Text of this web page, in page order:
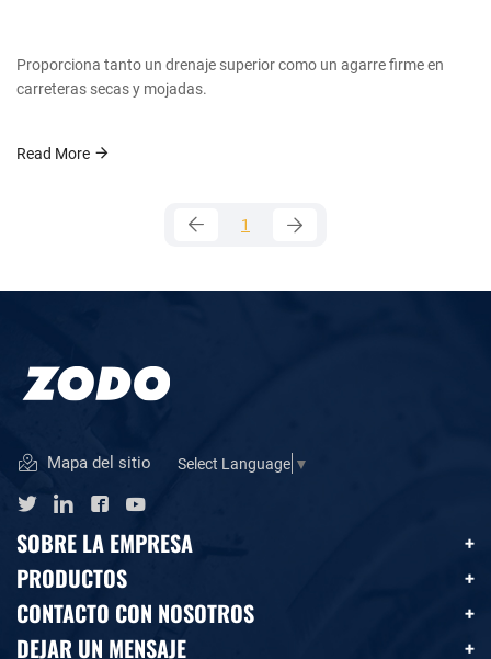
Proporciona tanto un drenaje superior como un agarre firme en
carreteras secas y mojadas.
Read More
1
Mapa del sitio Select Language ▼
SOBRE LA EMPRESA
PRODUCTOS
CONTACTO CON NOSOTROS
DEJAR UN MENSAJE